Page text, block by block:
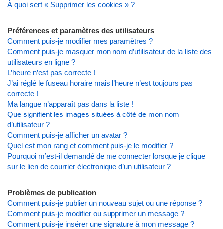
À quoi sert « Supprimer les cookies » ?
Préférences et paramètres des utilisateurs
Comment puis-je modifier mes paramètres ?
Comment puis-je masquer mon nom d’utilisateur de la liste des
utilisateurs en ligne ?
L’heure n’est pas correcte !
J’ai réglé le fuseau horaire mais l’heure n’est toujours pas
correcte !
Ma langue n’apparaît pas dans la liste !
Que signifient les images situées à côté de mon nom
d’utilisateur ?
Comment puis-je afficher un avatar ?
Quel est mon rang et comment puis-je le modifier ?
Pourquoi m’est-il demandé de me connecter lorsque je clique
sur le lien de courrier électronique d’un utilisateur ?
Problèmes de publication
Comment puis-je publier un nouveau sujet ou une réponse ?
Comment puis-je modifier ou supprimer un message ?
Comment puis-je insérer une signature à mon message ?